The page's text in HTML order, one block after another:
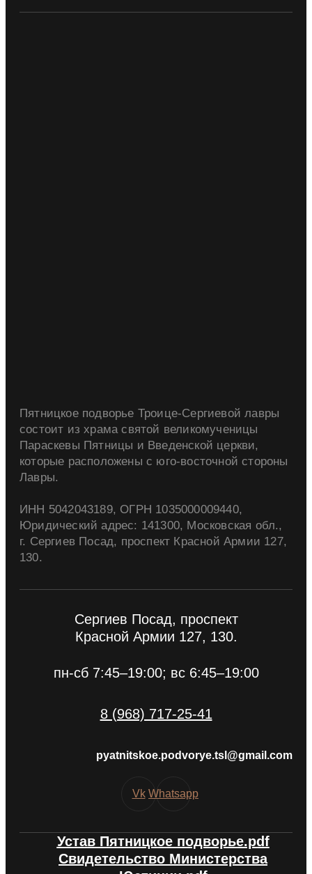
Пятницкое подворье Троице-Сергиевой лавры
состоит из храма святой великомученицы
Параскевы Пятницы и Введенской церкви,
которые расположены с юго-восточной стороны
Лавры.
ИНН 5042043189, ОГРН 1035000009440,
Юридический адрес: 141300, Московская обл.,
г. Сергиев Посад, проспект Красной Армии 127,
130.
Сергиев Посад, проспект
Красной Армии 127, 130.
пн-сб 7:45–19:00; вс 6:45–19:00
8 (968) 717-25-41
pyatnitskoe.podvorye.tsl@gmail.com
Vk Whatsapp
Устав Пятницкое подворье.pdf
Свидетельство Министерства